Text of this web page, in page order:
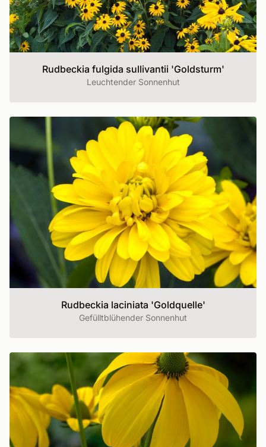
Rudbeckia fulgida sullivantii 'Goldsturm'
Leuchtender Sonnenhut
Rudbeckia laciniata 'Goldquelle'
Gefülltblühender Sonnenhut